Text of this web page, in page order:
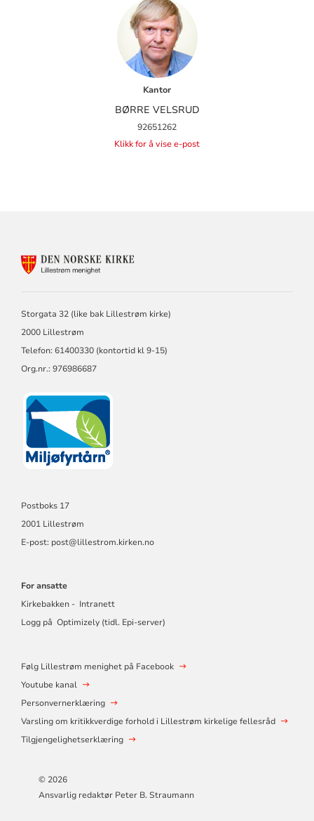
Kantor
BØRRE VELSRUD
92651262
Klikk for å vise e-post
Storgata 32 (like bak Lillestrøm kirke)
2000 Lillestrøm
Telefon: 61400330 (kontortid kl 9-15)
Org.nr.: 976986687
Postboks 17
2001 Lillestrøm
E-post: post@lillestrom.kirken.no
For ansatte
Kirkebakken - Intranett
Logg på Optimizely (tidl. Epi-server)
Følg Lillestrøm menighet på Facebook
Youtube kanal
Personvernerklæring
Varsling om kritikkverdige forhold i Lillestrøm kirkelige fellesråd
Tilgjengelighetserklæring
© 2026
Ansvarlig redaktør Peter B. Straumann